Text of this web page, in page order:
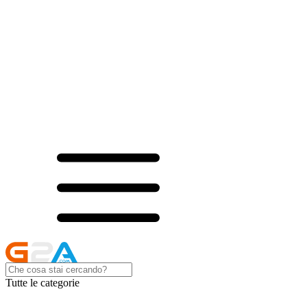
Tutte le categorie